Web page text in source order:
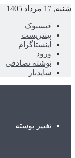
شنبه, 17 مرداد 1405
فیسبوک
پینتریست
اینستاگرام
ورود
نوشته تصادفی
سایدبار
تغییر پوسته